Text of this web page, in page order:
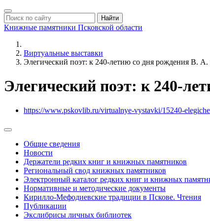
Найти
Книжные памятники Псковской области
Виртуальные выставки
Элегический поэт: к 240-летию со дня рождения В. А.
Элегический поэт: к 240-
https://www.pskovlib.ru/virtualnye-vystavki/15240-
Общие сведения
Новости
Держатели редких книг и книжных памятников
Региональный свод книжных памятников
Электронный каталог редких книг и книжных
Нормативные и методические документы
Кирилло-Мефодиевские традиции в Пскове. Чтения
Публикации
Экслибрисы личных библиотек